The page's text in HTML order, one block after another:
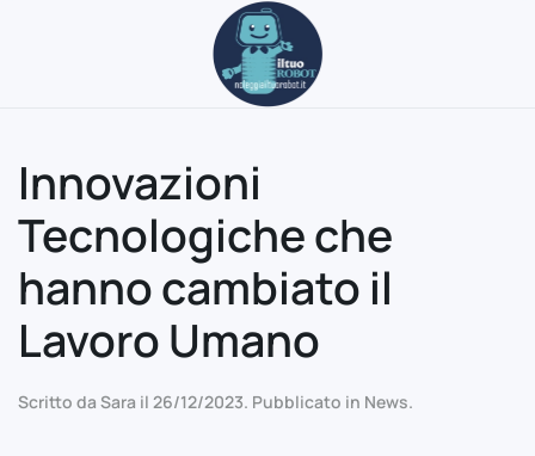
Passa al contenuto principale
Innovazioni
Tecnologiche che
hanno cambiato il
Lavoro Umano
Scritto da Sara il 26/12/2023. Pubblicato in News.